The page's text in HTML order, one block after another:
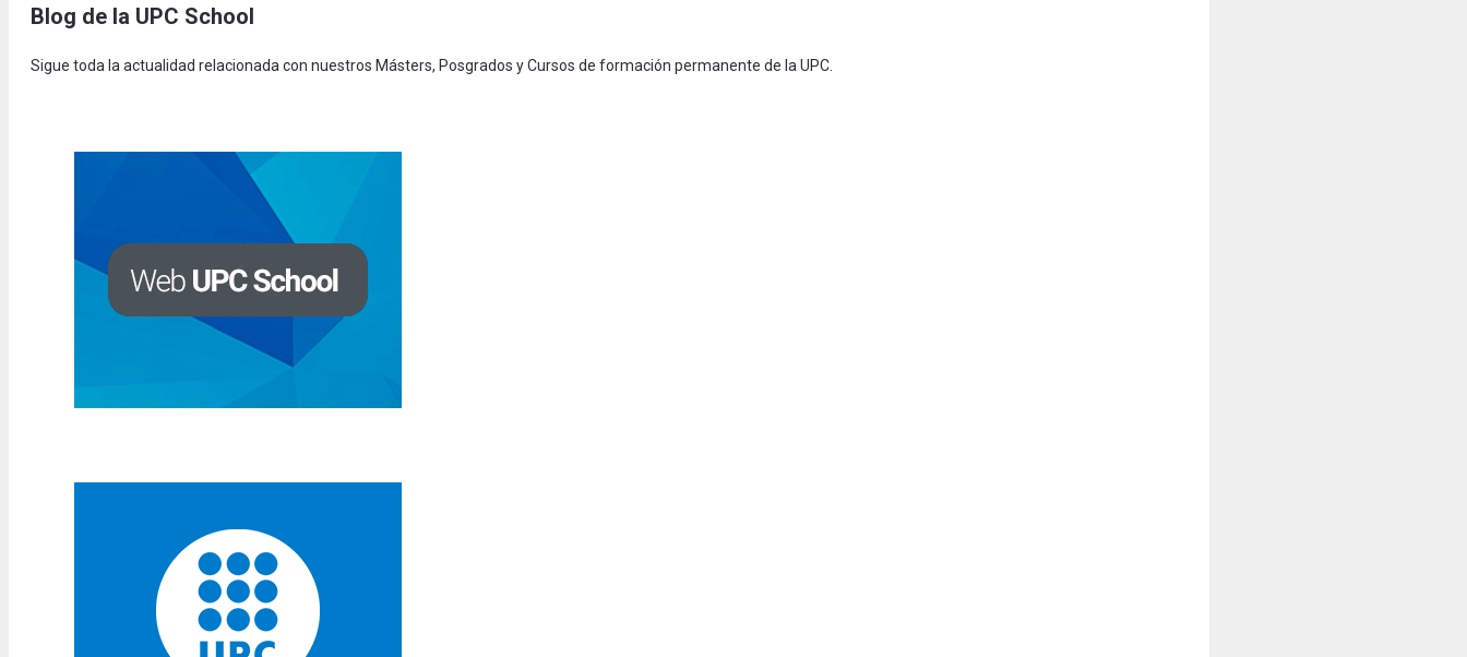
Blog de la UPC School
Sigue toda la actualidad relacionada con nuestros Másters, Posgrados y Cursos de formación permanente de la UPC.